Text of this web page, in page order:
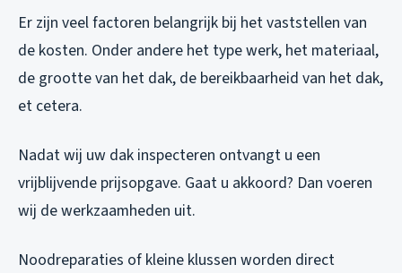
Er zijn veel factoren belangrijk bij het vaststellen van
de kosten. Onder andere het type werk, het materiaal,
de grootte van het dak, de bereikbaarheid van het dak,
et cetera.
Nadat wij uw dak inspecteren ontvangt u een
vrijblijvende prijsopgave. Gaat u akkoord? Dan voeren
wij de werkzaamheden uit.
Noodreparaties of kleine klussen worden direct